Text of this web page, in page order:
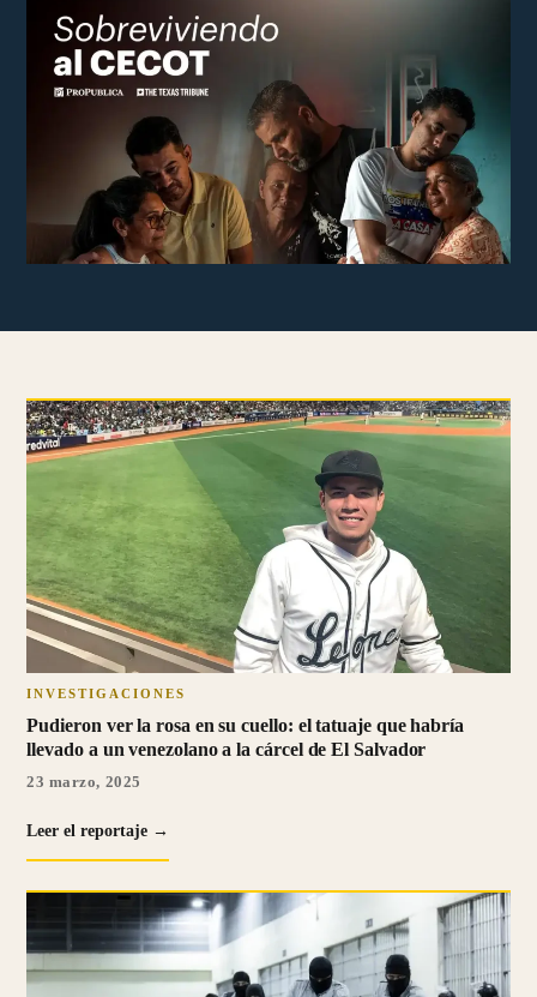
INVESTIGACIONES
Pudieron ver la rosa en su cuello: el tatuaje que habría
llevado a un venezolano a la cárcel de El Salvador
23 marzo, 2025
Leer el reportaje →